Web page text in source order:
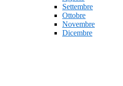
Settembre
Ottobre
Novembre
Dicembre